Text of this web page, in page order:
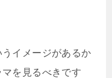
イメージがあるか
を見るべきです